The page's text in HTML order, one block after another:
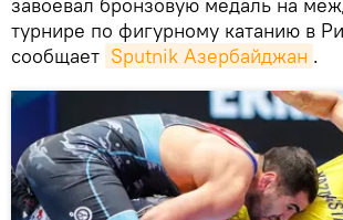
турнире по фигурному катанию в
сообщает Sputnik Азербайджан .